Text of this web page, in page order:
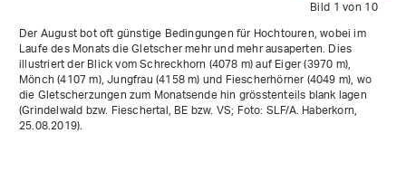
Bild 1 von 10
Der August bot oft günstige Bedingungen für Hochtouren, wobei im
Laufe des Monats die Gletscher mehr und mehr ausaperten. Dies
illustriert der Blick vom Schreckhorn (4078 m) auf Eiger (3970 m),
Mönch (4107 m), Jungfrau (4158 m) und Fiescherhörner (4049 m), wo
die Gletscherzungen zum Monatsende hin grösstenteils blank lagen
(Grindelwald bzw. Fieschertal, BE bzw. VS; Foto: SLF/A. Haberkorn,
25.08.2019).
Download 20190816 TMarth Piz Palue 04
Download 20190818 LEberhard Aletschhorn (jpg, 43 KB)
Download 20190819 BBreitegger Zummsteinspitze